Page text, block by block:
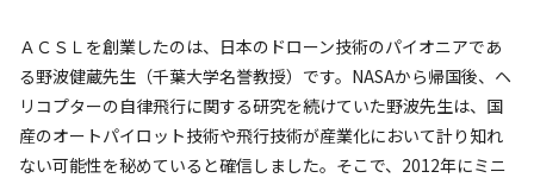
ＡＣＳＬを創業したのは、日本のドローン技術のパイオニアであ
る野波健蔵先生（千葉大学名誉教授）です。NASAから帰国後、ヘ
リコプターの自律飛行に関する研究を続けていた野波先生は、国
産のオートパイロット技術や飛行技術が産業化において計り知れ
ない可能性を秘めていると確信しました。そこで、2012年にミニ